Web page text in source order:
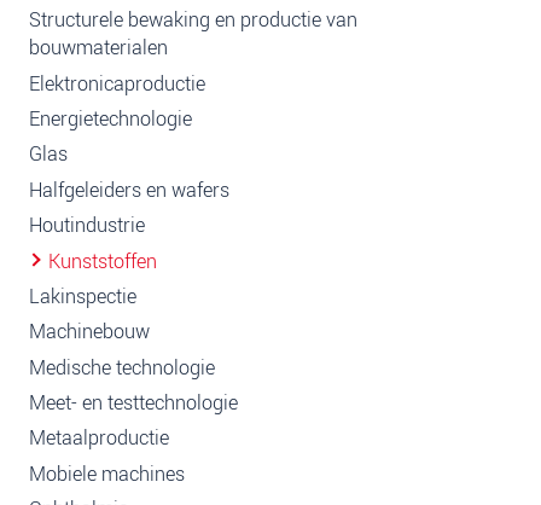
Structurele bewaking en productie van
bouwmaterialen
Elektronicaproductie
Energietechnologie
Glas
Halfgeleiders en wafers
Houtindustrie
Kunststoffen
Lakinspectie
Machinebouw
Medische technologie
Meet- en testtechnologie
Metaalproductie
Mobiele machines